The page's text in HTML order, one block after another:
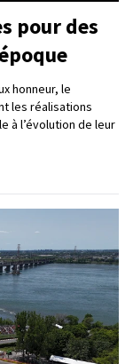
pour des
honneur, le
les réalisations
à l’évolution de leur